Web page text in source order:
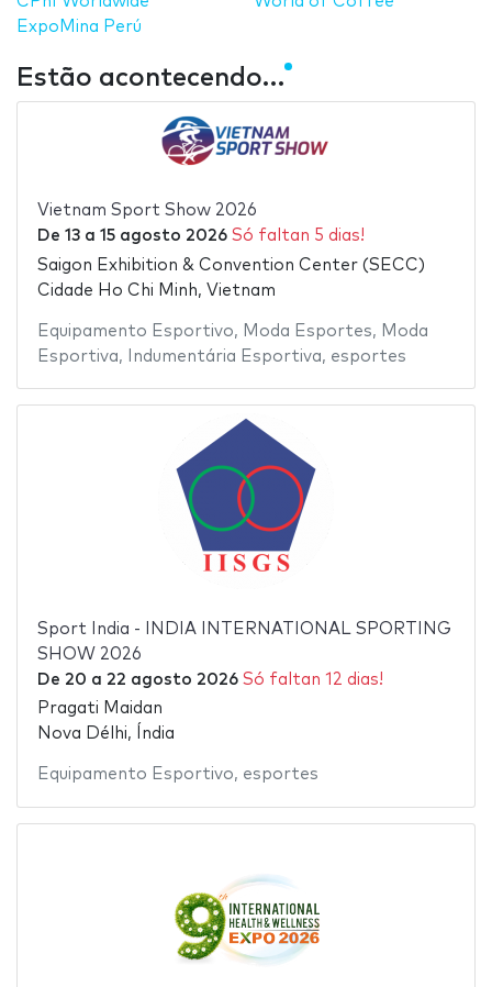
ExpoMina Perú
Estão acontecendo…
Vietnam Sport Show 2026
De 13a 15 agosto 2026 Só faltan 5 dias!
Saigon Exhibition & Convention Center (SECC)
Cidade Ho Chi Minh, Vietnam
Equipamento Esportivo, Moda Esportes, Moda
Esportiva, Indumentária Esportiva, esportes
Sport India - INDIA INTERNATIONAL SPORTING
SHOW 2026
De 20 a 22 agosto 2026 Só faltan 12 dias!
Pragati Maidan
Nova Délhi, Índia
Equipamento Esportivo, esportes